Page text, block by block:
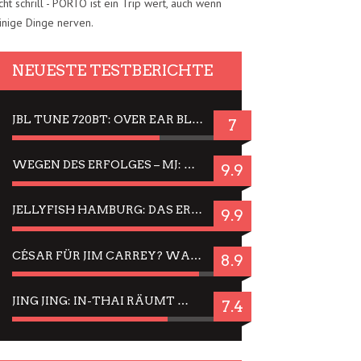
schrill - PORTO ist ein Trip wert, auch wenn
Dinge nerven.
NEUESTE TESTBERICHTE
JBL TUNE 720BT: OVER EAR BLUETOOTH KOPFHÖRER UM DIE 50,-€ IM DAUER-TEST 7
WEGEN DES ERFOLGES – MJ: MICHAEL JACKSON MUSICAL IN EINER MATINEE SEHEN 9.9
JELLYFISH HAMBURG: DAS ERFOLGREICHE SOMMER-MENÜ 2025 IN GEFÜHLEN UND BILDERN 9.9
CÉSAR FÜR JIM CARREY? WARUM DAS EINER DER NERVIGSTEN ACTORS IST UND BLEIBT 8.9
JING JING: IN-THAI RÄUMT WIEDER TITEL AB – EIN ZWEI-STUNDEN-ERLEBNISBERICHT 7.4